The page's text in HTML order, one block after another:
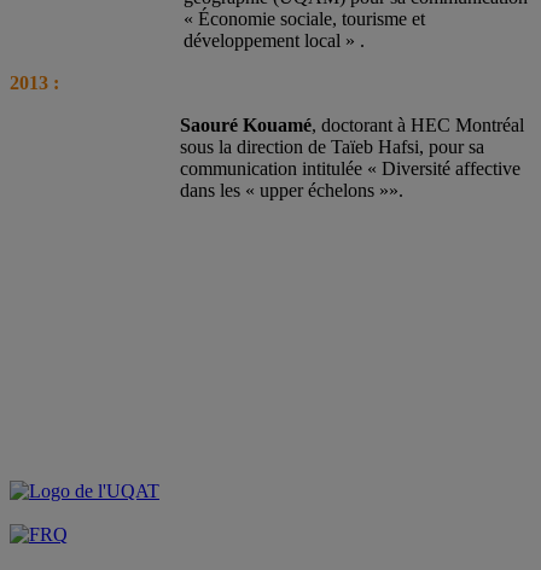
« Économie sociale, tourisme et
développement local » .
2013 :
Saouré Kouamé, doctorant à HEC Montréal
sous la direction de Taïeb Hafsi, pour sa
communication intitulée « Diversité affective
dans les « upper échelons »».